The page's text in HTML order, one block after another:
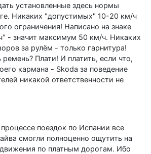
установленные здесь нормы
Никаких "допустимых" 10-20 км/ч
ограничения! Написано на знаке
- значит максимум 50 км/ч. Никаких
за рулём - только гарнитура!
Плати! И платить, если что,
кармана - Skoda за поведение
никакой ответственности не
поездок по Испании все
смогли полноценно ощутить на
по платным дорогам. Ибо